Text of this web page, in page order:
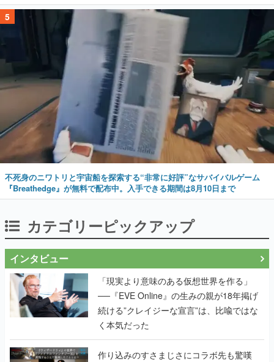
5
不死身のニワトリと宇宙船を探索する“非常に好評”なサバイバルゲーム
『Breathedge』が無料で配布中。入手できる期間は8月10日まで
カテゴリーピックアップ
インタビュー
「現実より意味のある仮想世界を作る」
──『EVE Online』の生みの親が18年掲げ
続ける”クレイジーな宣言”は、比喩ではな
く本気だった
作り込みのすさまじさにコラボ先も驚嘆